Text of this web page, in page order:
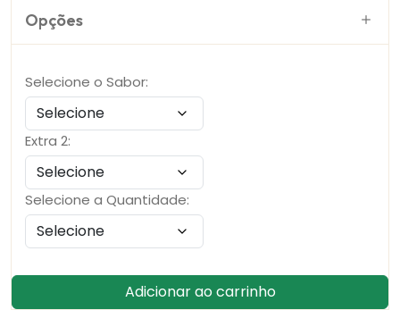
Opções
Selecione o Sabor:
Extra 2:
Selecione a Quantidade:
Adicionar ao carrinho